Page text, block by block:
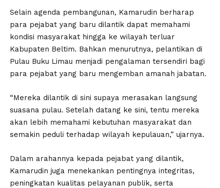
Selain agenda pembangunan, Kamarudin berharap
para pejabat yang baru dilantik dapat memahami
kondisi masyarakat hingga ke wilayah terluar
Kabupaten Beltim. Bahkan menurutnya, pelantikan di
Pulau Buku Limau menjadi pengalaman tersendiri bagi
para pejabat yang baru mengemban amanah jabatan.
“Mereka dilantik di sini supaya merasakan langsung
suasana pulau. Setelah datang ke sini, tentu mereka
akan lebih memahami kebutuhan masyarakat dan
semakin peduli terhadap wilayah kepulauan,” ujarnya.
Dalam arahannya kepada pejabat yang dilantik,
Kamarudin juga menekankan pentingnya integritas,
peningkatan kualitas pelayanan publik, serta